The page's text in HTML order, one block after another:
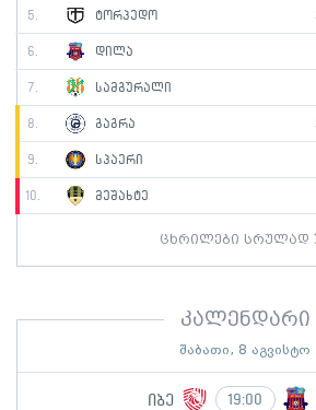
5. ტორპედო
6. დილა
7. სამგურალი
8. გაგრა
9. სპაერი
10. მეშახტე
ცხრილები სრულად
კალენდარი
შაბათი, 8 აგვისტო
იბე 19:00